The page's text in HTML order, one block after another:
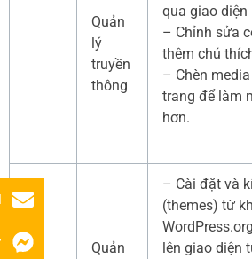
Quản
lý
truyền
thông
qua giao diện
– Chỉnh sửa
thêm chú
– Chèn
trang để làm
hơn.
Quản
– Cài đặt và
(themes) từ
lên giao diện